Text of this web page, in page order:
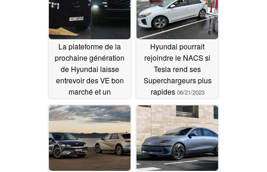
La plateforme de la
prochaine génération
de Hyundai laisse
entrevoir des VE bon
marché et un
concurrent potentiel
pour le Cybertruck
06/23/2023
Hyundai pourrait
rejoindre le NACS si
Tesla rend ses
Superchargeurs plus
rapides 06/21/2023